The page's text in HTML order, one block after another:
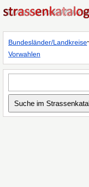
Bundesländer/Landkreise·
Vorwahlen